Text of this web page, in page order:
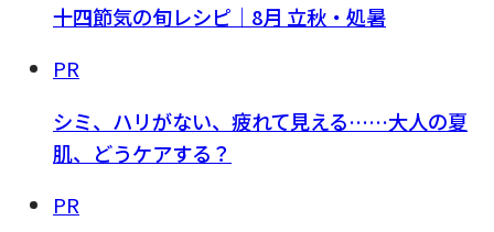
十四節気の旬レシピ｜8月 立秋・処暑
PR
シミ、ハリがない、疲れて見える……大人の夏
肌、どうケアする？
PR